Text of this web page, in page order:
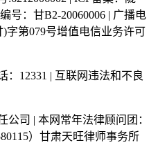
号：甘B2-20060006 | 广播电
字第079号增值电信业务许可
：12331 | 互联网违法和不良
司 | 本网常年法律顾问团：
）甘肃天旺律师事务所